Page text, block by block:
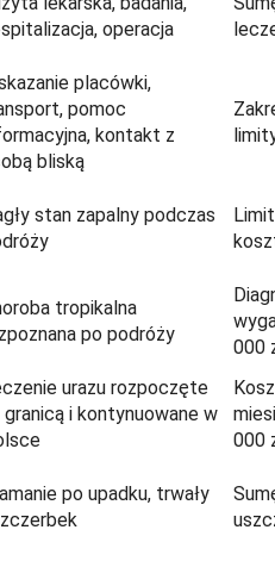
operacja
placówki,
pomoc
kontakt z
bliską
stan zapalny podczas
tropikalna
po podróży
000
urazu rozpoczęte
granicą i kontynuowane w
000
po upadku, trwały